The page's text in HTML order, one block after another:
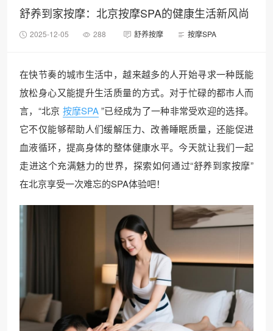
舒养到家按摩：北京按摩SPA的健康生活新风尚
2025-12-05 288 舒养按摩 按摩SPA
在快节奏的城市生活中，越来越多的人开始寻求一种既能
放松身心又能提升生活质量的方式。对于忙碌的都市人而
言，“北京 按摩SPA”已经成为了一种非常受欢迎的选择。
它不仅能够帮助人们缓解压力、改善睡眠质量，还能促进
血液循环，提高身体的整体健康水平。今天就让我们一起
走进这个充满魅力的世界，探索如何通过“舒养到家按摩”
在北京享受一次难忘的SPA体验吧！